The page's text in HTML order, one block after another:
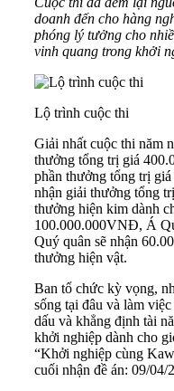
doanh đến cho hàng
phóng lý tưởng cho
vinh quang trong khởi
Lộ trình cuộc thi
Giải nhất cuộc thi năm
thưởng tổng trị giá
phần thưởng tổng trị
nhận giải thưởng tổng
thưởng hiện kim dành
100.000.000VNĐ, Á
Quý quân sẽ nhận
thưởng hiện vật.
Ban tổ chức kỳ vọng,
sống tại đâu và làm
dấu và khẳng định tài
khởi nghiệp dành cho
“Khởi nghiệp cùng
cuối nhận đề án: 09/04/